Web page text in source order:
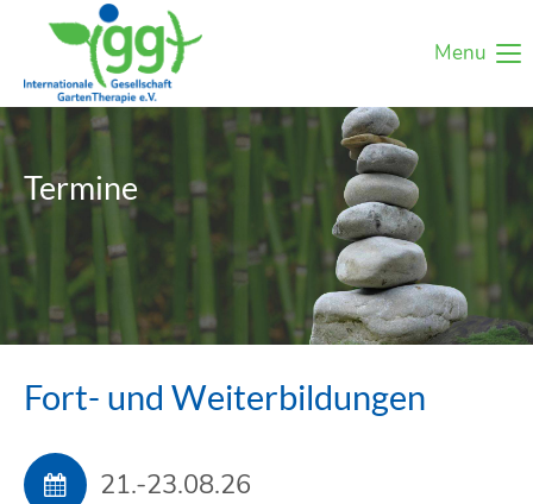
Menu
Termine
Fort- und Weiterbildungen
21.-23.08.26